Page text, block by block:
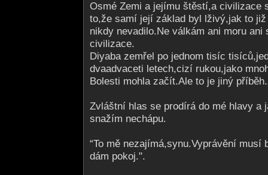
Osmé Zemi a jejímu štěstí,a civilizace
to,že samí její základ byl lživý,jak to
nikdy nevadilo.Ne válkám ani moru ani
civilizace.
Diyaba zemřel po jednom tisíc
dvaadvaceti letech,cizí rukou,jako
Bolesti mohla začít.Ale to je jiný
Zvláštní hlas se prodírá do mé hlavy a
snažím nechápu.
“To mě nezajímá,synu­.Vyprávění musí
dám pokoj.".